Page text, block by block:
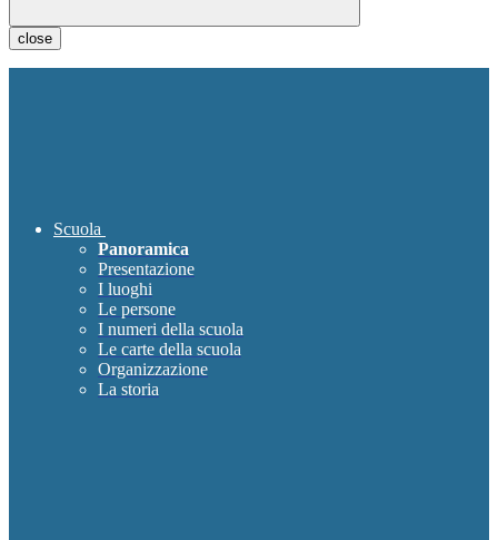
close
Scuola
Panoramica
Presentazione
I luoghi
Le persone
I numeri della scuola
Le carte della scuola
Organizzazione
La storia